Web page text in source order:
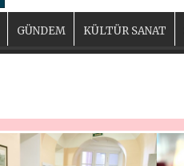
GÜNDEM KÜLTÜR SANAT